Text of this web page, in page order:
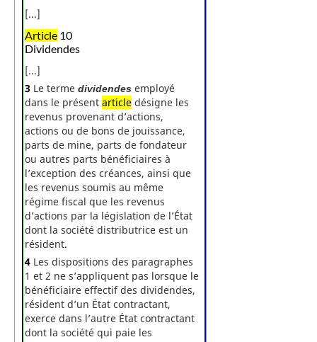
[...]
Article 10
Dividendes
[...]
3 Le terme dividendes employé
dans le présent article désigne les
revenus provenant d’actions,
actions ou de bons de jouissance,
parts de mine, parts de fondateur
ou autres parts bénéficiaires à
l’exception des créances, ainsi que
les revenus soumis au même
régime fiscal que les revenus
d’actions par la législation de l’État
dont la société distributrice est un
résident.
4 Les dispositions des paragraphes
1 et 2 ne s’appliquent pas lorsque le
bénéficiaire effectif des dividendes,
résident d’un État contractant,
exerce dans l’autre État contractant
dont la société qui paie les